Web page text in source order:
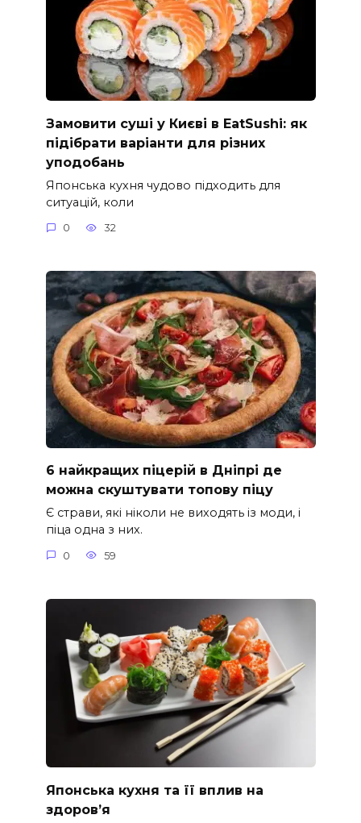
Замовити суші у Києві в EatSushi: як
підібрати варіанти для різних
уподобань
Японська кухня чудово підходить для
ситуацій, коли
0 32
6 найкращих піцерій в Дніпрі де
можна скуштувати топову піцу
Є страви, які ніколи не виходять із моди, і
піца одна з них.
0 59
Японська кухня та її вплив на
здоров’я